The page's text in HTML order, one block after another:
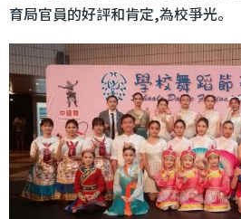
育局官員的好評和肯定,為校爭光。